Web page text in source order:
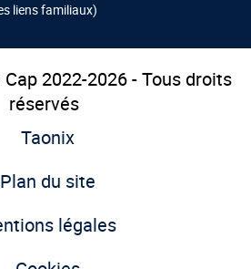
liens familiaux)
2022-2026 - Tous droits
réservés
Taonix
Plan du site
légales